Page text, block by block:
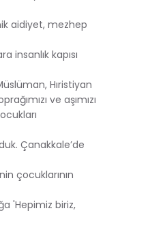
aidiyet, mezhep
insanlık kapısı
Hıristiyan
ve aşımızı
Çanakkale’de
çocuklarının
'Hepimiz biriz,